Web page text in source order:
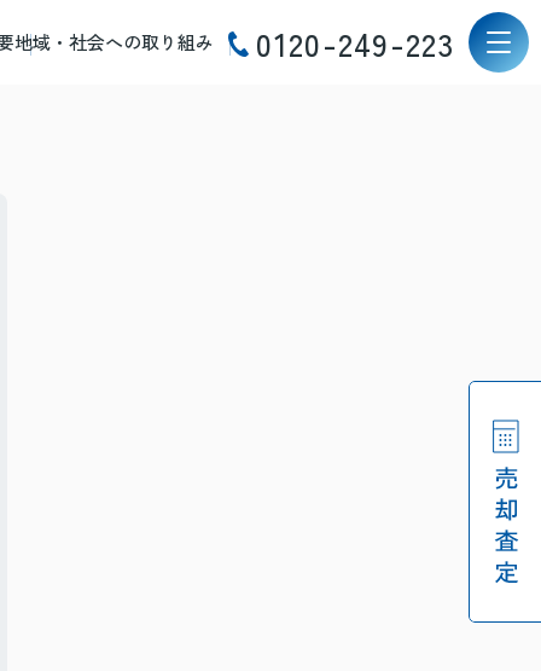
地域・社会への取り組み 0120-249-223